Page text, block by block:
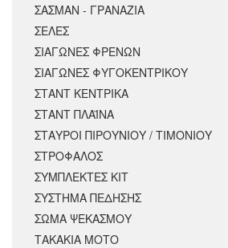
ΣΑΣΜΑΝ - ΓΡΑΝΑΖΙΑ
ΣΕΛΕΣ
ΣΙΑΓΩΝΕΣ ΦΡΕΝΩΝ
ΣΙΑΓΩΝΕΣ ΦΥΓΟΚΕΝΤΡΙΚΟΥ
ΣΤΑΝΤ ΚΕΝΤΡΙΚΑ
ΣΤΑΝΤ ΠΛΑΪΝΑ
ΣΤΑΥΡΟΙ ΠΙΡΟΥΝΙΟΥ / ΤΙΜΟΝΙΟΥ
ΣΤΡΟΦΑΛΟΣ
ΣΥΜΠΛΕΚΤΕΣ ΚΙΤ
ΣΥΣΤΗΜΑ ΠΕΔΗΣΗΣ
ΣΩΜΑ ΨΕΚΑΣΜΟΥ
ΤΑΚΑΚΙΑ ΜΟΤΟ